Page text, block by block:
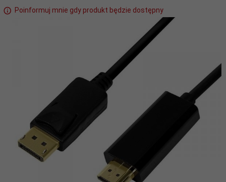
Poinformuj mnie gdy produkt będzie dostępny